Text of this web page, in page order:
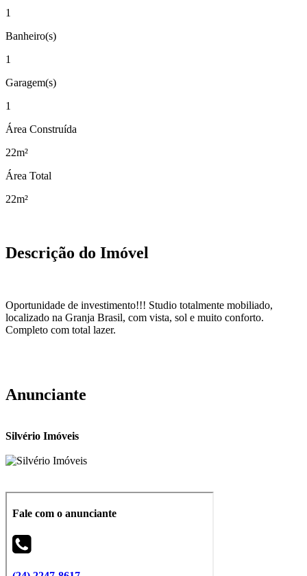
1
Banheiro(s)
1
Garagem(s)
1
Área Construída
22m²
Área Total
22m²
Descrição do Imóvel
Oportunidade de investimento!!! Studio totalmente mobiliado,
localizado na Granja Brasil, com vista, sol e muito conforto.
Completo com total lazer.
Anunciante
Silvério Imóveis